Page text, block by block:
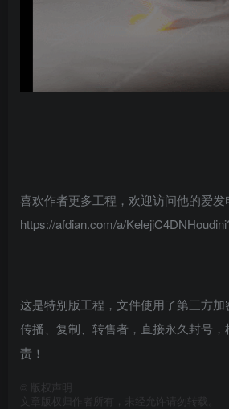
喜欢作者更多工程，欢迎访问他的爱发
https://afdian.com/a/
这是特别版工程，文件使用了第三方
传播、复制、转售者，直接永久封号，
责！
版权声明
文章版权归作者所有，未经允许请勿转载。